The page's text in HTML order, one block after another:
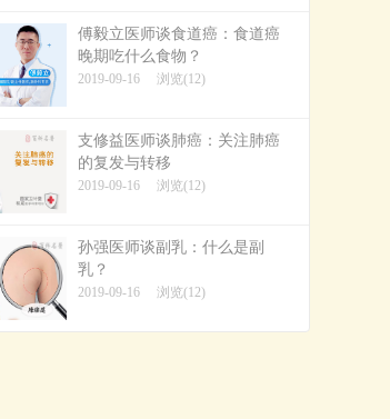
傅毅立医师谈食道癌：食道癌
晚期吃什么食物？
2019-09-16 浏览(12)
支修益医师谈肺癌：关注肺癌
的复发与转移
2019-09-16 浏览(12)
孙强医师谈副乳：什么是副
乳？
2019-09-16 浏览(12)